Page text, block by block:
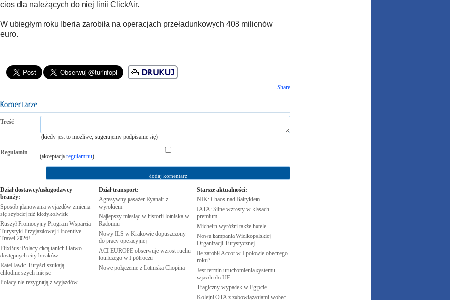
cios dla należących do niej linii ClickAir.
W ubiegłym roku Iberia zarobiła na operacjach przeładunkowych 408 milionów
euro.
Share
Treść
(kiedy jest to możliwe, sugerujemy podpisanie się)
Regulamin
(akceptacja regulaminu)
Dział dostawcy/usługodawcy
branży:
Sposób planowania wyjazdów zmienia
się szybciej niż kiedykolwiek
Ruszył Promocyjny Program Wsparcia
Turystyki Przyjazdowej i Incentive
Travel 2026!
FlixBus: Polacy chcą tanich i łatwo
dostępnych city breaków
RateHawk: Turyści szukają
chłodniejszych miejsc
Polacy nie rezygnują z wyjazdów
Dział transport:
Agresywny pasażer Ryanair z
wyrokiem
Najlepszy miesiąc w historii lotniska w
Radomiu
Nowy ILS w Krakowie dopuszczony
do pracy operacyjnej
ACI EUROPE obserwuje wzrost ruchu
lotniczego w I półroczu
Nowe połączenie z Lotniska Chopina
Starsze aktualności:
NIK: Chaos nad Bałtykiem
IATA: Silne wzrosty w klasach
premium
Michelin wyróżni także hotele
Nowa kampania Wielkopolskiej
Organizacji Turystycznej
Ile zarobił Accor w I połowie obecnego
roku?
Jest termin uruchomienia systemu
wjazdu do UE
Tragiczny wypadek w Egipcie
Kolejni OTA z zobowiązaniami wobec